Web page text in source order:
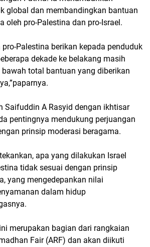
global dan membandingkan bantuan
oleh pro-Palestina dan pro-Israel.
Palestina berikan kepada penduduk
dekade ke belakang masih
total bantuan yang diberikan
Saifuddin A Rasyid dengan ikhtisar
pentingnya mendukung perjuangan
prinsip moderasi beragama.
apa yang dilakukan Israel
tidak sesuai dengan prinsip
yang mengedepankan nilai
dalam hidup
merupakan bagian dari rangkaian
Fair (ARF) dan akan diikuti